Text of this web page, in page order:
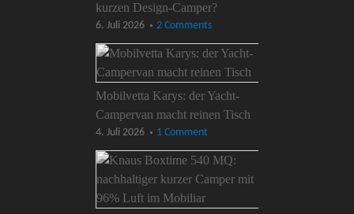
kurzen Design-Camper?
6. Juli 2026 2 Comments
Mobilvetta Karys: der Yacht-
Campervan macht reinen Tisch
4. Juli 2026 1 Comment